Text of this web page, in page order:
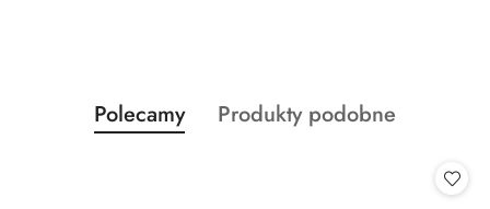
Pomiń karuzelę produktów
Produkty
o
Polecamy
Produkty
Produkty podobne